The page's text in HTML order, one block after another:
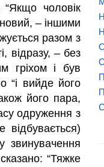
чоловік
– іншими
разом з
відразу, – без
гріхом і був
“і вийде його
його пара,
одруження з
звинувачення
“Тяжке